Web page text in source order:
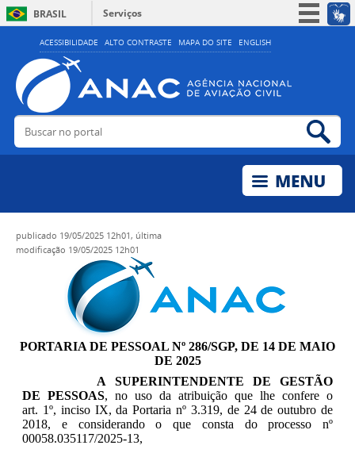
ACESSIBILIDADE ALTO CONTRASTE MAPA DO SITE ENGLISH
BRASIL
Serviços
Simplifique!
Acesso à informação
Legislação
Buscar no portal
publicado 19/05/2025 12h01, última
modificação 19/05/2025 12h01
PORTARIA DE PESSOAL Nº 286/SGP, DE 14 DE MAIO
DE 2025
A SUPERINTENDENTE DE GESTÃO
DE PESSOAS, no uso da atribuição que lhe confere o
art. 1º, inciso IX, da Portaria nº 3.319, de 24 de outubro de
2018, e considerando o que consta do processo nº
00058.035117/2025-13,